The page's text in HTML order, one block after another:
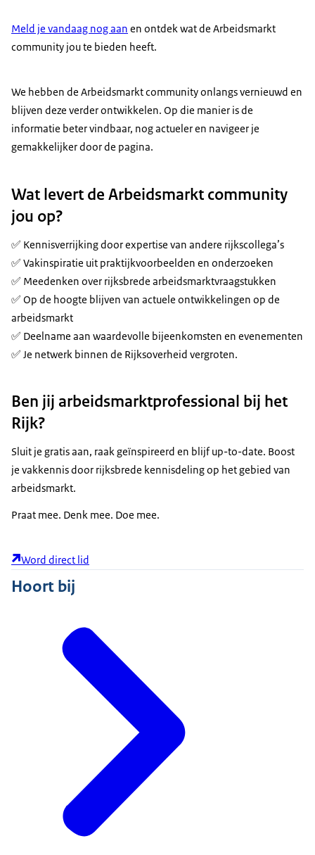
Meld je vandaag nog aan en ontdek wat de Arbeidsmarkt
community jou te bieden heeft.
We hebben de Arbeidsmarkt community onlangs vernieuwd en
blijven deze verder ontwikkelen. Op die manier is de
informatie beter vindbaar, nog actueler en navigeer je
gemakkelijker door de pagina.
Wat levert de Arbeidsmarkt community
jou op?
✅ Kennisverrijking door expertise van andere rijkscollega’s
✅ Vakinspiratie uit praktijkvoorbeelden en onderzoeken
✅ Meedenken over rijksbrede arbeidsmarktvraagstukken
✅ Op de hoogte blijven van actuele ontwikkelingen op de
arbeidsmarkt
✅ Deelname aan waardevolle bijeenkomsten en evenementen
✅ Je netwerk binnen de Rijksoverheid vergroten.
Ben jij arbeidsmarktprofessional bij het
Rijk?
Sluit je gratis aan, raak geïnspireerd en blijf up-to-date. Boost
je vakkennis door rijksbrede kennisdeling op het gebied van
arbeidsmarkt.
Praat mee. Denk mee. Doe mee.
Word direct lid
Hoort bij